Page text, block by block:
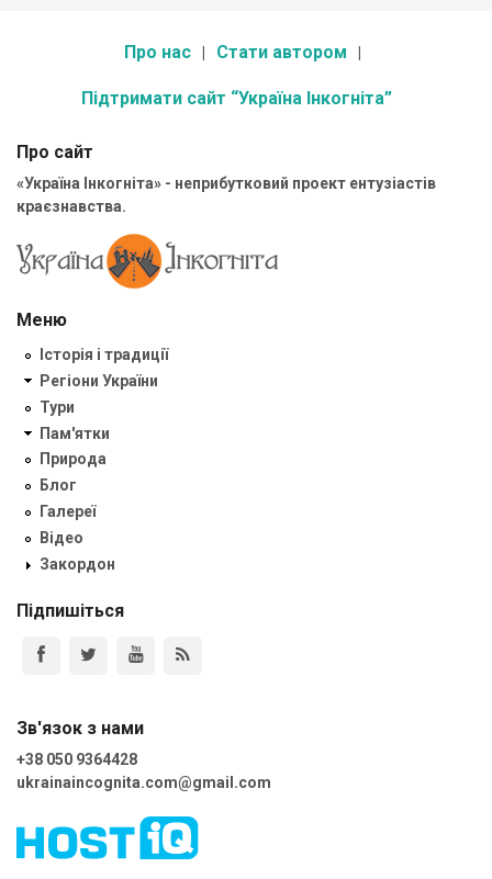
Про нас Стати автором
Підтримати сайт “Україна Інкогніта”
Про сайт
«Україна Інкогніта» - неприбутковий проект ентузіастів
краєзнавства.
Меню
Історія і традиції
Регіони України
Тури
Пам'ятки
Природа
Блог
Галереї
Відео
Закордон
Підпишіться
Зв'язок з нами
+38 050 9364428
ukrainaincognita.com@gmail.com